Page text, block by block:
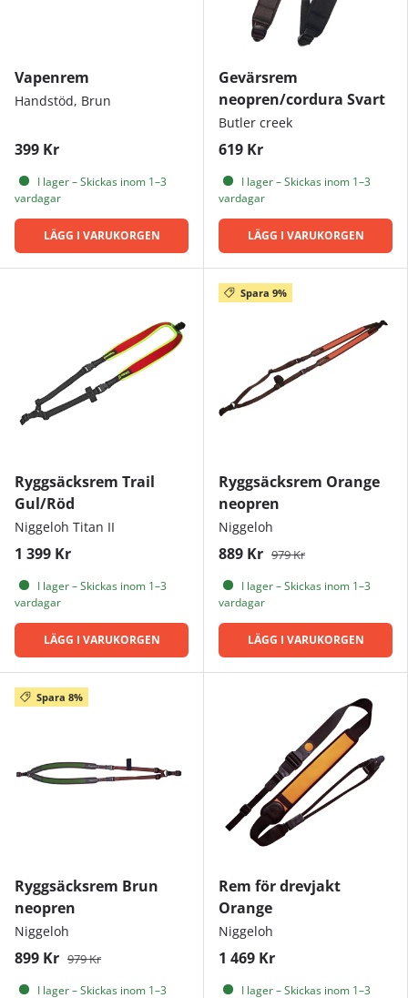
Vapenrem
Handstöd, Brun
399 Kr
I lager – Skickas inom 1–3
vardagar
LÄGG I VARUKORGEN
Gevärsrem
neopren/cordura Svart
Butler creek
619 Kr
I lager – Skickas inom 1–3
vardagar
LÄGG I VARUKORGEN
Ryggsäcksrem Trail
Gul/Röd
Niggeloh Titan II
1 399 Kr
I lager – Skickas inom 1–3
vardagar
LÄGG I VARUKORGEN
Spara 9%
Ryggsäcksrem Orange
neopren
Niggeloh
889 Kr 979 Kr
I lager – Skickas inom 1–3
vardagar
LÄGG I VARUKORGEN
Spara 8%
Ryggsäcksrem Brun
neopren
Niggeloh
899 Kr 979 Kr
I lager – Skickas inom 1–3
Rem för drevjakt
Orange
Niggeloh
1 469 Kr
I lager – Skickas inom 1–3